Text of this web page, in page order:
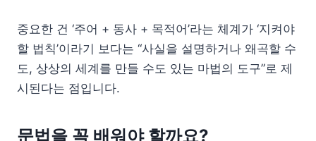
중요한 건 ‘주어 + 동사 + 목적어’라는 체계가 ‘지켜야
할 법칙’이라기 보다는 “사실을 설명하거나 왜곡할 수
도, 상상의 세계를 만들 수도 있는 마법의 도구”로 제
시된다는 점입니다.
문법을 꼭 배워야 할까요?